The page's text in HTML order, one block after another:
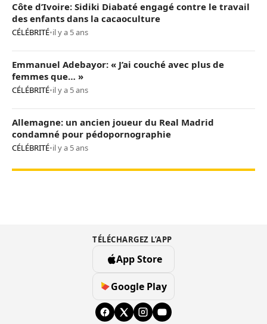
Côte d’Ivoire: Sidiki Diabaté engagé contre le travail
des enfants dans la cacaoculture
CÉLÉBRITÉ•il y a 5 ans
Emmanuel Adebayor: « J’ai couché avec plus de
femmes que… »
CÉLÉBRITÉ•il y a 5 ans
Allemagne: un ancien joueur du Real Madrid
condamné pour pédopornographie
CÉLÉBRITÉ•il y a 5 ans
TÉLÉCHARGEZ L’APP
App Store
Google Play